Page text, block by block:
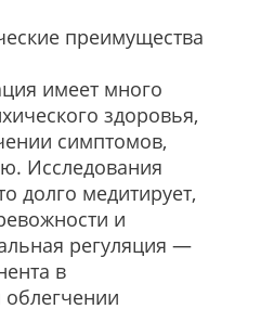
преимущества
имеет много
здоровья,
симптомов,
Исследования
долго медитирует,
и
регуляция —
в